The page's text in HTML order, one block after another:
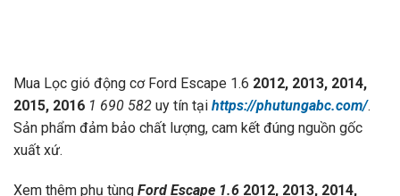
Mua Lọc gió động cơ Ford Escape 1.6 2012, 2013, 2014,
2015, 2016 1 690 582 uy tín tại https://phutungabc.com/.
Sản phẩm đảm bảo chất lượng, cam kết đúng nguồn gốc
xuất xứ.
Xem thêm phụ tùng Ford Escape 1.6 2012, 2013, 2014,